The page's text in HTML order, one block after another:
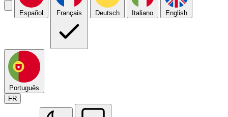
Español Français Deutsch Italiano English
Português
FR